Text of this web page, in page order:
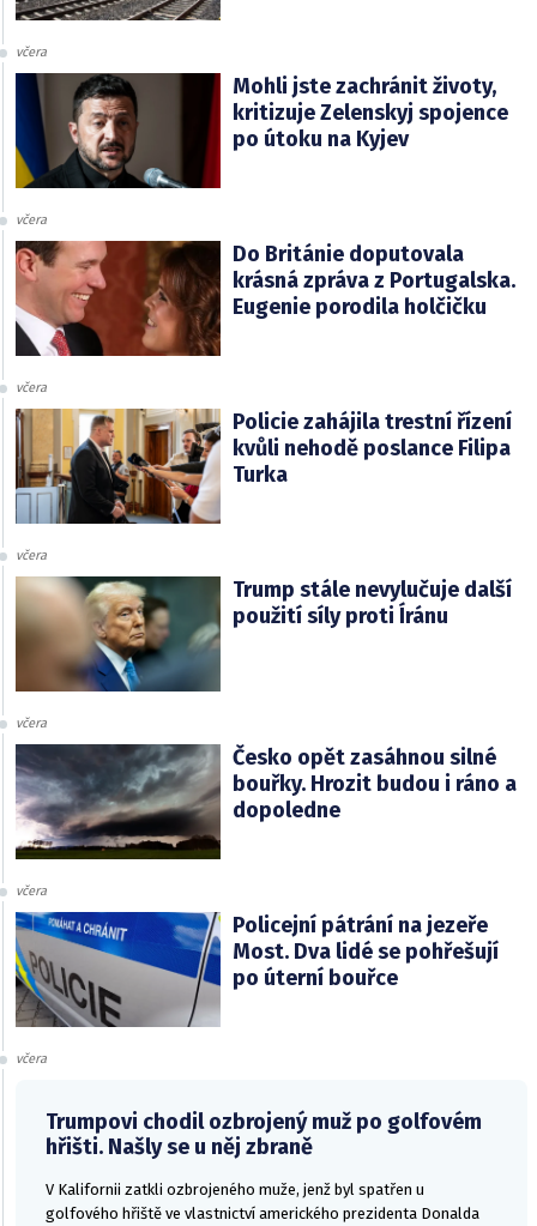
včera
Mohli jste zachránit životy,
kritizuje Zelenskyj spojence
po útoku na Kyjev
včera
Do Británie doputovala
krásná zpráva z Portugalska.
Eugenie porodila holčičku
včera
Policie zahájila trestní řízení
kvůli nehodě poslance Filipa
Turka
včera
Trump stále nevylučuje další
použití síly proti Íránu
včera
Česko opět zasáhnou silné
bouřky. Hrozit budou i ráno a
dopoledne
včera
Policejní pátrání na jezeře
Most. Dva lidé se pohřešují
po úterní bouřce
včera
Trumpovi chodil ozbrojený muž po golfovém
hřišti. Našly se u něj zbraně
V Kalifornii zatkli ozbrojeného muže, jenž byl spatřen u
golfového hřiště ve vlastnictví amerického prezidenta Donalda